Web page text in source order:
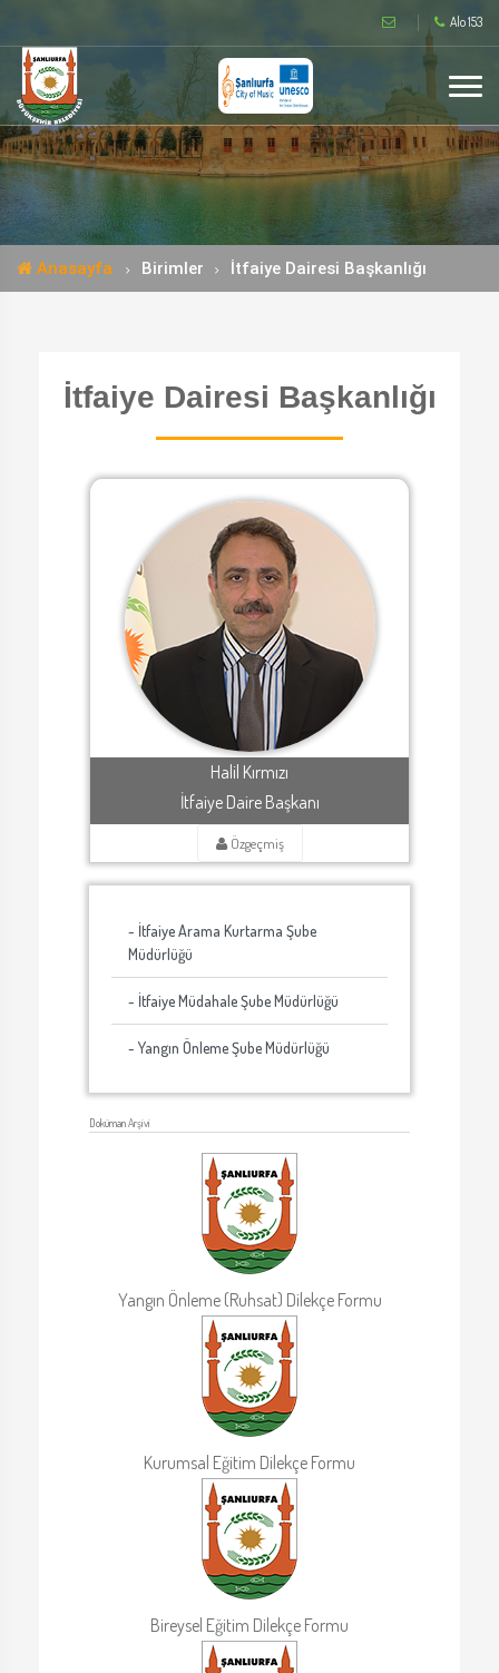
Alo 153
Anasayfa Birimler İtfaiye Dairesi Başkanlığı
İtfaiye Dairesi Başkanlığı
Halil Kırmızı
İtfaiye Daire Başkanı
Özgeçmiş
- İtfaiye Arama Kurtarma Şube
Müdürlüğü
- İtfaiye Müdahale Şube Müdürlüğü
- Yangın Önleme Şube Müdürlüğü
Doküman Arşivi
Yangın Önleme (Ruhsat) Dilekçe Formu
Kurumsal Eğitim Dilekçe Formu
Bireysel Eğitim Dilekçe Formu